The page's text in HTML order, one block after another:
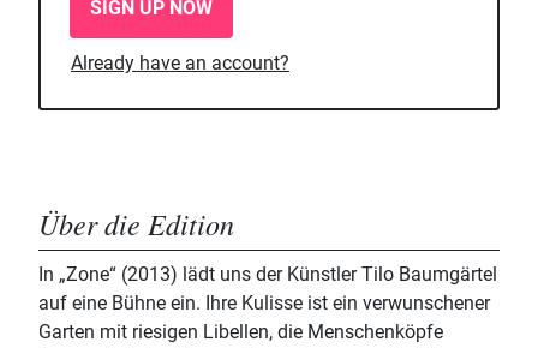
SIGN UP NOW
Already have an account?
Über die Edition
In „Zone“ (2013) lädt uns der Künstler Tilo Baumgärtel
auf eine Bühne ein. Ihre Kulisse ist ein verwunschener
Garten mit riesigen Libellen, die Menschenköpfe